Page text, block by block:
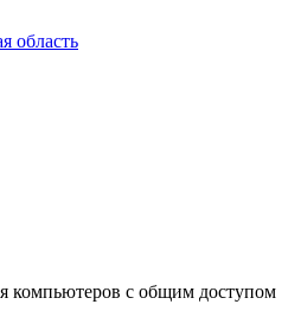
область
компьютеров с общим доступом